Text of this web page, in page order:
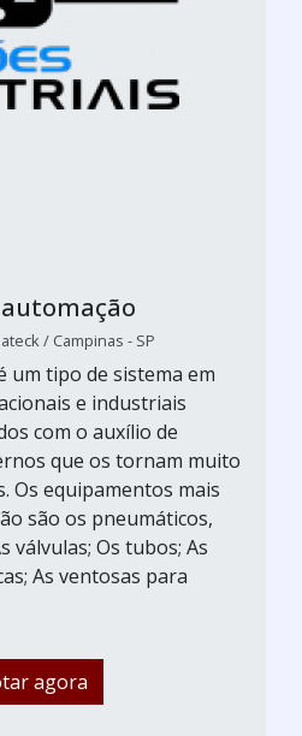
/ Campinas - SP
um tipo de sistema em
e industriais
com o auxílio de
que os tornam muito
Os equipamentos mais
são os pneumáticos,
válvulas; Os tubos; As
As ventosas para
agora